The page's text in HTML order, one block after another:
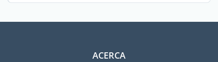
ACERCA